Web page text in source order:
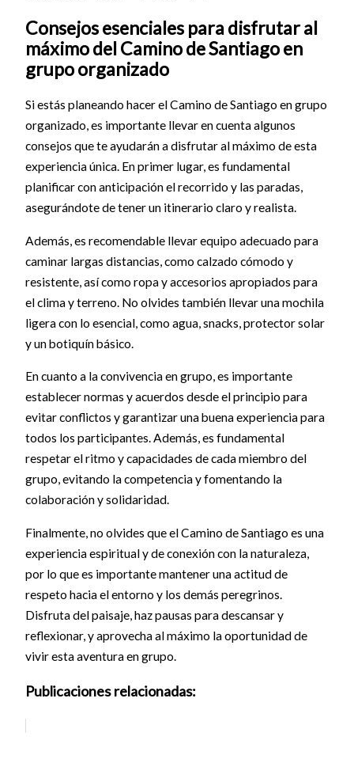
Consejos esenciales para disfrutar al
máximo del Camino de Santiago en
grupo organizado
Si estás planeando hacer el Camino de Santiago en grupo
organizado, es importante llevar en cuenta algunos
consejos que te ayudarán a disfrutar al máximo de esta
experiencia única. En primer lugar, es fundamental
planificar con anticipación el recorrido y las paradas,
asegurándote de tener un itinerario claro y realista.
Además, es recomendable llevar equipo adecuado para
caminar largas distancias, como calzado cómodo y
resistente, así como ropa y accesorios apropiados para
el clima y terreno. No olvides también llevar una mochila
ligera con lo esencial, como agua, snacks, protector solar
y un botiquín básico.
En cuanto a la convivencia en grupo, es importante
establecer normas y acuerdos desde el principio para
evitar conflictos y garantizar una buena experiencia para
todos los participantes. Además, es fundamental
respetar el ritmo y capacidades de cada miembro del
grupo, evitando la competencia y fomentando la
colaboración y solidaridad.
Finalmente, no olvides que el Camino de Santiago es una
experiencia espiritual y de conexión con la naturaleza,
por lo que es importante mantener una actitud de
respeto hacia el entorno y los demás peregrinos.
Disfruta del paisaje, haz pausas para descansar y
reflexionar, y aprovecha al máximo la oportunidad de
vivir esta aventura en grupo.
Publicaciones relacionadas: